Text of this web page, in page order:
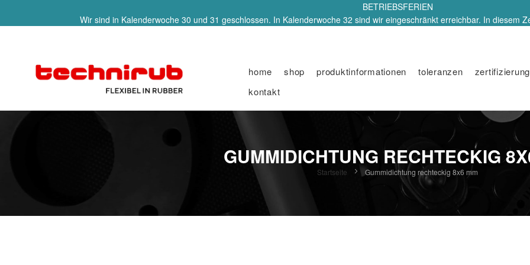
BETRIEBSFERIEN
Wir sind in Kalenderwoche 30 und 31 geschlossen. In Kalenderwoche 32 sind wir eingeschränkt erreichbar. In diesem
home shop produktinformationen toleranzen zertifizierung
kontakt
GUMMIDICHTUNG RECHTECKIG
Startseite Gummidichtung rechteckig 8x6 mm